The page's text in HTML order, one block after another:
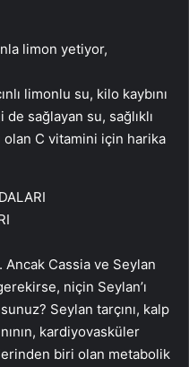
limonlu su, kilo kaybını
de sağlayan su, sağlıklı
C vitamini için harika
Ancak Cassia ve Seylan
niçin Seylan’ı
Seylan tarçını, kalp
kardiyovasküler
biri olan metabolik